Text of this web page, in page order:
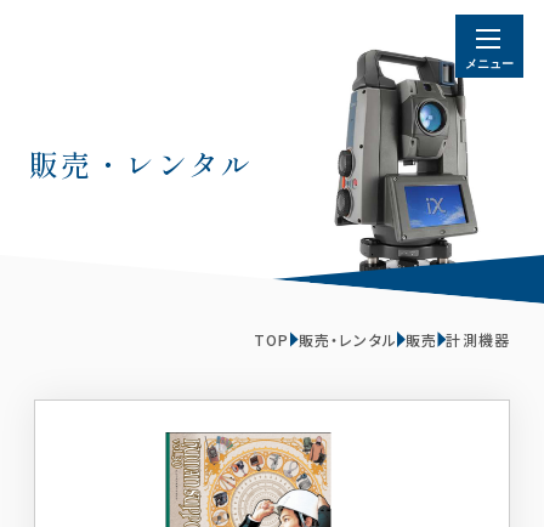
販売・レンタル
TOP 販売・レンタル 販売 計測機器